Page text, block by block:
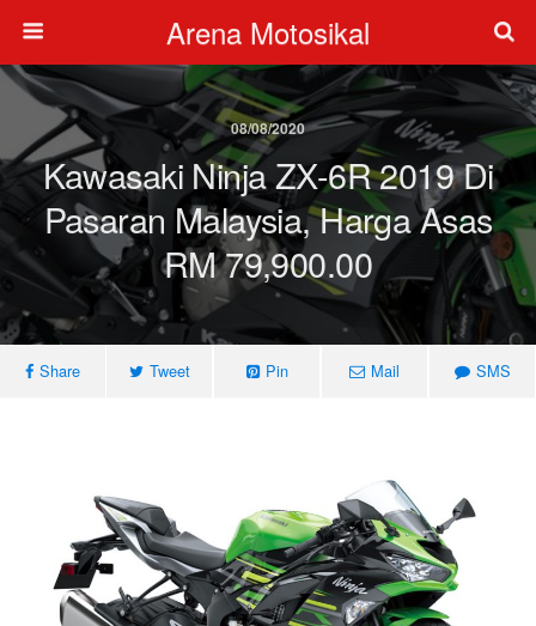
Arena Motosikal
08/08/2020
Kawasaki Ninja ZX-6R 2019 Di
Pasaran Malaysia, Harga Asas
RM 79,900.00
Share Tweet Pin Mail SMS